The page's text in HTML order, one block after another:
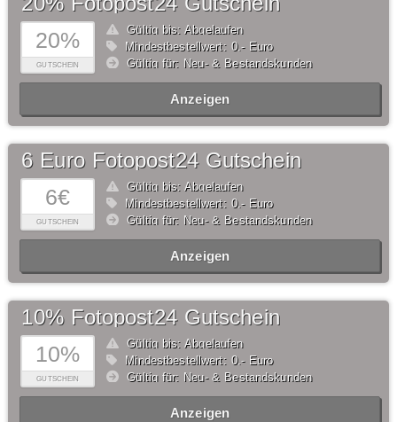
20%
GUTSCHEIN
Gültig bis: Abgelaufen
Mindestbestellwert: 0,- Euro
Gültig für: Neu- & Bestandskunden
Anzeigen
6€
GUTSCHEIN
6 Euro Fotopost24 Gutschein
Gültig bis: Abgelaufen
Mindestbestellwert: 0,- Euro
Gültig für: Neu- & Bestandskunden
Anzeigen
10%
GUTSCHEIN
10% Fotopost24 Gutschein
Gültig bis: Abgelaufen
Mindestbestellwert: 0,- Euro
Gültig für: Neu- & Bestandskunden
Anzeigen